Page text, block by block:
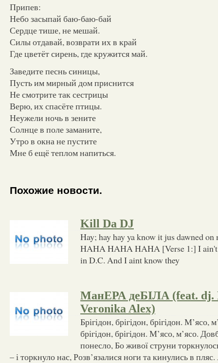
Припев:
Небо засыпай баю-баю-бай
Сердце тише, не мешай.
Силы отдавай, возврати их в край
Где цветёт сирень, где кружится май.
Заведите песнь синицы,
Пусть им мирный дом приснится
Не смотрите так сестрицы
Верю, их спасёте птицы.
Неужели ночь в зените
Солнце в поле заманите,
Утро в окна не пустите
Мне б ещё теплом напиться.
Похожие новости.
Kill Da DJ
Hay; hay hay ya know it jus dawned
HAHA HAHA HAHA [Verse 1:] I ain't
in D.C. And I aint know they
МанЕРА деБІЛА (feat. dj.
Veronika Alex)
Брігідон, брігідон, брігідон. М’ясо,
брігідон, брігідон. М’ясо, м’ясо.
понесло, Бо живої струни
– і торкнуло нас, Розв’язалися ноги та кинулись в